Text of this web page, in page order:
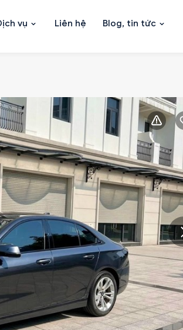
vụ Liên hệ Blog, tin tức